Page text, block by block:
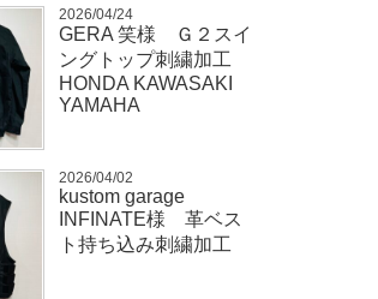
2026/04/24
GERA 笑様 Ｇ２スイ
ングトップ刺繍加工
HONDA KAWASAKI
YAMAHA
2026/04/02
kustom garage
INFINATE様 革ベス
ト持ち込み刺繍加工